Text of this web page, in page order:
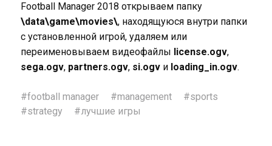
Football Manager 2018 открываем папку
\data\game\movies\, находящуюся внутри папки
с установленной игрой, удаляем или
переименовываем видеофайлы license.ogv,
sega.ogv, partners.ogv, si.ogvи loading_in.ogv.
#football manager #management #sports
#strategy #лучшие игры